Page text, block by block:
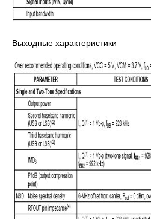
Выходные характеристики